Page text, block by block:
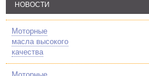
НОВОСТИ
Моторные
масла высокого
качества